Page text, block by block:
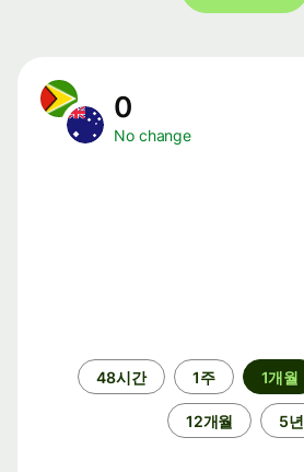
0
No change
48시간 1주 1개월
12개월 5년